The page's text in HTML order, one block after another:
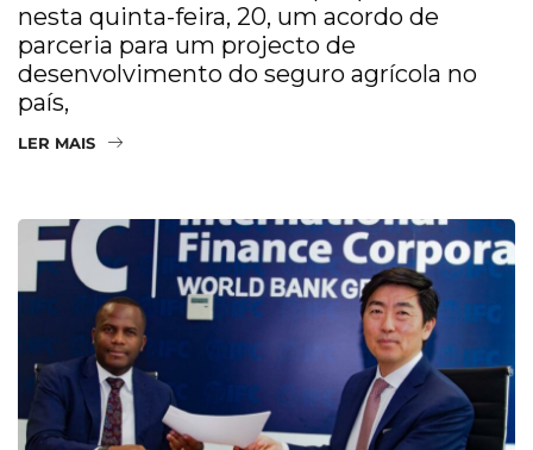
nesta quinta-feira, 20, um acordo de
parceria para um projecto de
desenvolvimento do seguro agrícola no
país,
LER MAIS